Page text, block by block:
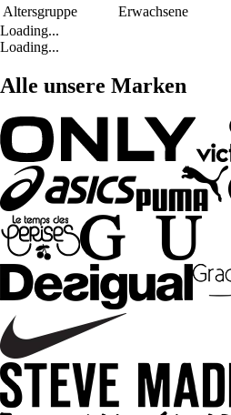
Altersgruppe
Erwachsene
Loading...
Loading...
Alle unsere Marken